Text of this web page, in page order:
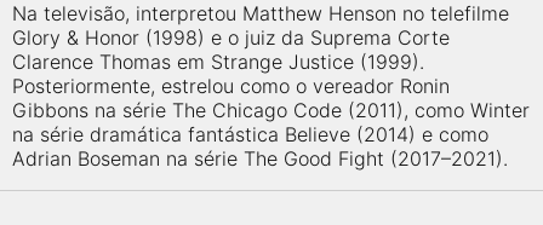
Na televisão, interpretou Matthew Henson no telefilme
Glory & Honor (1998) e o juiz da Suprema Corte
Clarence Thomas em Strange Justice (1999).
Posteriormente, estrelou como o vereador Ronin
Gibbons na série The Chicago Code (2011), como Winter
na série dramática fantástica Believe (2014) e como
Adrian Boseman na série The Good Fight (2017–2021).